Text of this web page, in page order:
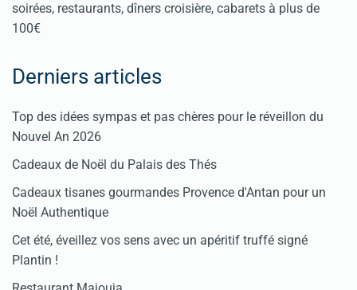
soirées, restaurants, dîners croisière, cabarets à plus de
100€
Derniers articles
Top des idées sympas et pas chères pour le réveillon du
Nouvel An 2026
Cadeaux de Noël du Palais des Thés
Cadeaux tisanes gourmandes Provence d'Antan pour un
Noël Authentique
Cet été, éveillez vos sens avec un apéritif truffé signé
Plantin !